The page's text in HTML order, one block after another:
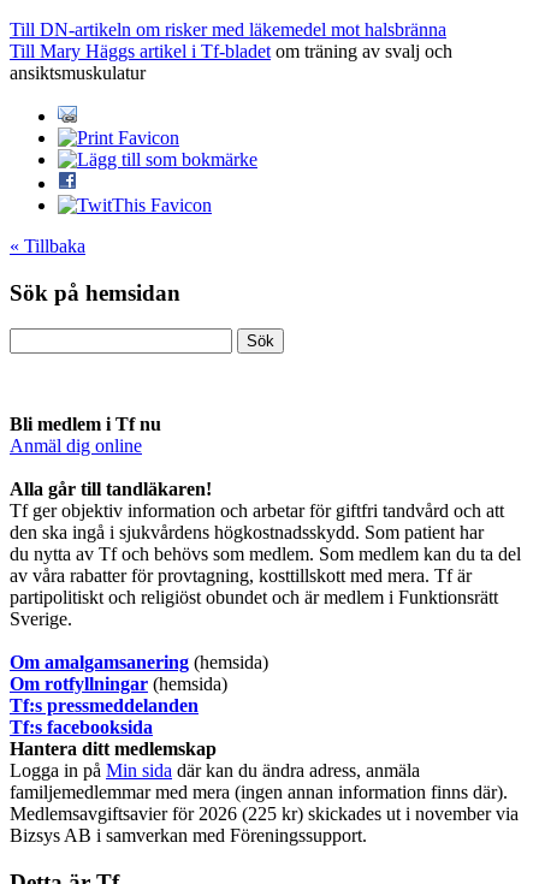
Till DN-artikeln om risker med läkemedel mot halsbränna
Till Mary Häggs artikel i Tf-bladet om träning av svalj och
ansiktsmuskulatur
« Tillbaka
Sök på hemsidan
Bli medlem i Tf nu
Anmäl dig online
​Alla går till tandläkaren!
Tf ger objektiv information och arbetar för giftfri tandvård och att
den ska ingå i sjukvårdens högkostnadsskydd. Som patient har
du nytta av Tf och behövs som medlem. Som medlem kan du ta del
av våra rabatter för provtagning, kosttillskott med mera. Tf är
partipolitiskt och religiöst obundet och är medlem i Funktionsrätt
Sverige.
Om amalgamsanering (hemsida)
Om rotfyllningar (hemsida)
​Tf:s pressmeddelanden
Tf:s facebooksida
Hantera ditt medlemskap
Logga in på Min sida där kan du ändra adress, anmäla
familjemedlemmar med mera (ingen annan information finns där).
Medlemsavgiftsavier för 2026 (225 kr) skickades ut i november via
Bizsys AB i samverkan med Föreningssupport.